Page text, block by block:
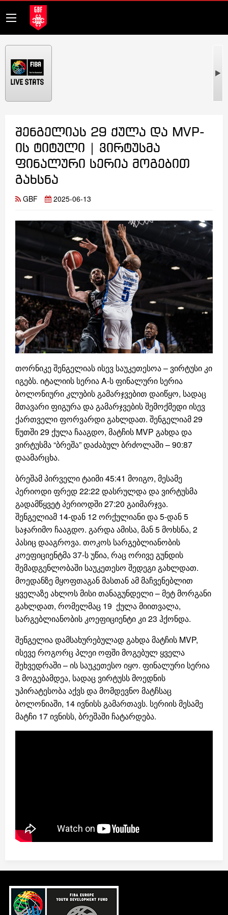
შენგელიას 29 ქულა და MVP-
ის ტიტული | ვირტუსმა
ფინალური სერია მოგებით
გახსნა
GBF 2025-06-13
თორნიკე შენგელიას ისევ საუკეთესოა – ვირტუსი კი
იგებს. იტალიის სერია A-ს ფინალური სერია
ბოლონიური კლუბის გამარჯვებით დაიწყო, სადაც
მთავარი ფიგურა და გამარჯვების შემოქმედი ისევ
ქართველი ფორვარდი გახლდათ. შენგელიამ 29
წუთში 29 ქულა ჩააგდო, მატჩის MVP გახდა და
ვირტუსმა “ბრეშა” დაძაბულ ბრძოლაში – 90:87
დაამარცხა.
ბრეშამ პირველი ტაიმი 45:41 მოიგო, მესამე
პერიოდი ფრედ 22:22 დასრულდა და ვირტუსმა
გადამწყვეტ პერიოდში 27:20 გაიმარჯვა.
შენგელიამ 14-დან 12 ორქულიანი და 5-დან 5
საჯარიმო ჩააგდო. გარდა ამისა, მან 5 მოხსნა, 2
პასიც დააგროვა. თოკოს სარგებლიანობის
კოეფიციენტმა 37-ს უწია, რაც ორივე გუნდის
შემადგენლობაში საუკეთესო შედეგი გახლდათ.
მოედანზე მყოფთაგან მასთან ამ მაჩვენებლით
ყველაზე ახლოს მისი თანაგუნდელი – მეტ მორგანი
გახლდათ, რომელმაც 19 ქულა მიითვალა,
სარგებლიანობის კოეფიციენტი კი 23 ჰქონდა.
შენგელია დამსახურებულად გახდა მატჩის MVP,
ისევე როგორც პლეი ოფში მოგებულ ყველა
შეხვედრაში – ის საუკეთესო იყო. ფინალური სერია
3 მოგებამდეა, სადაც ვირტუსს მოედნის
უპირატესობა აქვს და მომდევნო მატჩსაც
ბოლონიაში, 14 ივნისს გამართავს. სერიის მესამე
მატჩი 17 ივნისს, ბრეშაში ჩატარდება.